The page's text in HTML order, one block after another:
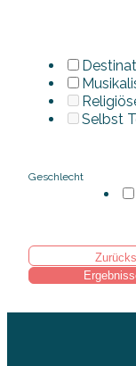
Selbst
Geschlecht